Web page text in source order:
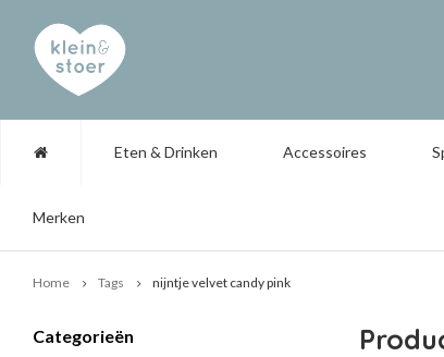
Eten & Drinken Accessoires
Merken
Home Tags nijntje velvet candy pink
Categorieën